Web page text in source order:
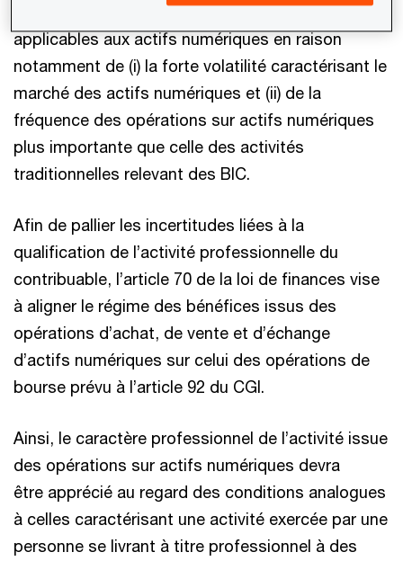
En pratique, ces critères sont jugés difficilement
applicables aux actifs numériques en raison
notamment de (i) la forte volatilité caractérisant le
marché des actifs numériques et (ii) de la
fréquence des opérations sur actifs numériques
plus importante que celle des activités
traditionnelles relevant des BIC.
Afin de pallier les incertitudes liées à la
qualification de l’activité professionnelle du
contribuable, l’article 70 de la loi de finances vise
à aligner le régime des bénéfices issus des
opérations d’achat, de vente et d’échange
d’actifs numériques sur celui des opérations de
bourse prévu à l’article 92 du CGI.
Ainsi, le caractère professionnel de l’activité issue
des opérations sur actifs numériques devra
être apprécié au regard des conditions analogues
à celles caractérisant une activité exercée par une
personne se livrant à titre professionnel à des